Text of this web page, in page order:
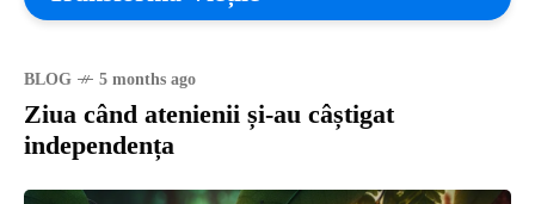
BLOG 5 months ago
Ziua când atenienii și-au câștigat
independența